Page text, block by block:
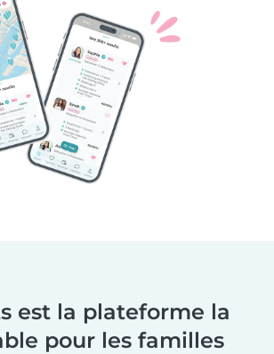
est la plateforme la
pour les familles